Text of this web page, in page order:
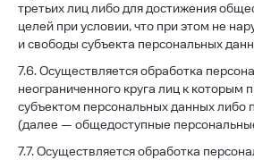
третьих лиц либо для достижения
целей при условии, что при этом не
и свободы субъекта персональных
7.6. Осуществляется обработка
неограниченного круга лиц к которым
субъектом персональных данных либо
(далее — общедоступные
7.7. Осуществляется обработка